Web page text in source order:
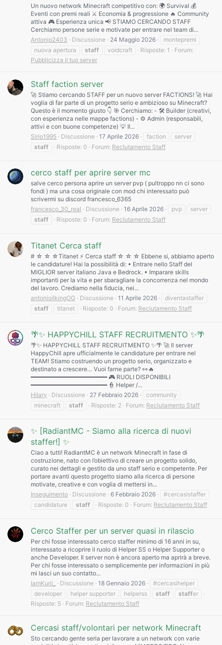
Un nuovo network Minecraft competitivo con: 🌍 Survival 💰
Eventi con premi reali ⚔️ Economia & progressione 🔥 Community
attiva 🎮 Esperienza unica 📢 STIAMO CERCANDO STAFF
Cerchiamo persone serie e motivate per entrare nel team di...
Antonio2403
Discussione 24 Maggio 2026
montepremi
nuova apertura
staff voidcraft Risposte: 1
Forum:
Pubblicizza il tuo server
Staff faction server
🚀 Stiamo cercando STAFF per un nuovo server FACTIONS! 🚀 Hai
voglia di far parte di un progetto serio e ambizioso su Minecraft?
Questo è il momento giusto 👇 🎯 Cerchiamo: - 🛠️ Builder (creativi,
con esperienza nelle mappe factions) - ⚙️ Admin (responsabili,
attivi e con buone competenze) 💡 Il...
Sirio1995
Discussione 17 Aprile 2026 faction
server
staff
Risposte: 0 Forum: Reclutamento Staff
cerco staff per aprire server mc
salve cerco persona aprire un server pvp ( pultroppo nn ci sono
fondi ) ma una cosa originale con mod chi interessato può
scrivermi su discord francesco_6365
francesco_30_real
Discussione 16 Aprile 2026 pvp
server
staff
Risposte: 0 Forum: Reclutamento Staff
Titanet Cerca staff
# ☆ ☆ ☆Titanet ⚡ Cerca staff ☆ ☆ ☆ Ebbene si, abbiamo aperto
le candidature! Hai la possibilità di: • Entrare nello Staff del
MIGLIOR server italiano Java e Bedrock. • Imparare skills
importanti per la vita e per sbaragliare la concorrenza nel mondo
del lavoro. Crediamo nella fiducia, nei...
antonioilkingOG
Discussione 11 Aprile 2026
diventastaffer
staff
titanet Risposte: 0 Forum: Reclutamento Staff
🌴✨ HAPPYCHILL STAFF RECRUITMENTO ✨🌴
🌴✨ HAPPYCHILL STAFF RECRUITMENTO ✨🌴 🚀 Il server
HappyChill apre ufficialmente le candidature per entrare nel
TEAM! Stiamo costruendo un progetto serio, organizzato e
destinato a crescere… Vuoi farne parte? 👀🔥
━━━━━━━━━━━━━━━━━━━━━━ 🎮 RUOLI DISPONIBILI
━━━━━━━━━━━━━━━━━━━━━━ 👮 Helper /...
Hilary
Discussione 27 Febbraio 2026
community
minecraft
staff Risposte: 2 Forum: Reclutamento Staff
✨ [RadiantMC - Siamo alla ricerca di nuovi
staffer!] ✨
Ciao a tutti! RadiantMC è un network Minecraft in fase di
costruzione, nato con l’obiettivo di creare un progetto solido,
curato nei dettagli e gestito da uno staff serio e competente. Per
portare avanti questo progetto siamo alla ricerca di persone
motivate, creative e con voglia di mettersi in...
Inseguimento
Discussione 6 Febbraio 2026
#cercasistaffer
candidature
staff Risposte: 0 Forum: Reclutamento Staff
Cerco Staffer per un server quasi in rilascio
Per chi fosse interessato cerco staffer minimo di 16 anni in su,
interessato a ricoprire il ruolo di Helper SS o Helper Supporter o
anche Developer. Il server non è ancora aperto ma aprirà a breve.
Per chi fosse interessato o semplicemente per informazioni in più
mi lasci un suo contatto...
IamKurii_
Discussione 18 Gennaio 2026
#cercasihelper
developer
helper supporter helperss staff staffer
Risposte: 5
Forum: Reclutamento Staff
Cercasi staff/volontari per network Minecraft
Sto cercando gente seria per lavorare a un network con varie